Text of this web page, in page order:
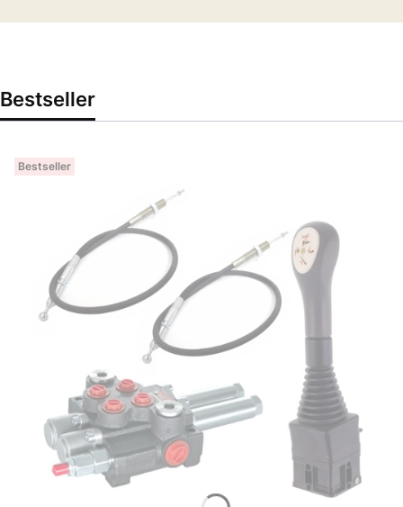
Bestseller
Bestseller